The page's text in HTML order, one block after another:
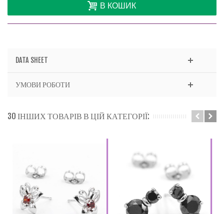
В КОШИК
DATA SHEET
УМОВИ РОБОТИ
30 ІНШИХ ТОВАРІВ В ЦІЙ КАТЕГОРІЇ: